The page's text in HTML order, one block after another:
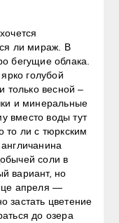
ли мираж. В
бегущие облака.
голубой
только весной –
и минеральные
вместо воды тут
то ли с тюркским
соли в
вариант, но
апреля —
застать цветение
до озера